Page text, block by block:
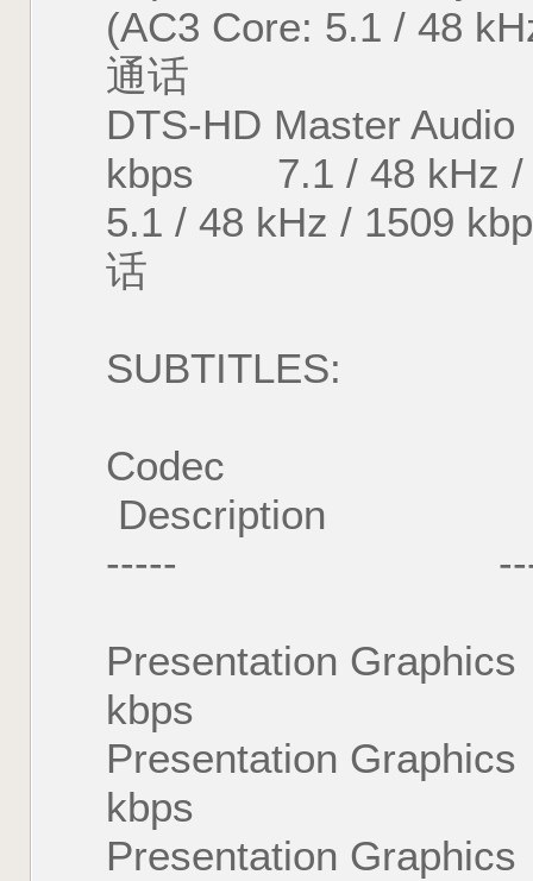
(AC3 Core: 5.1 / 48
通话
DTS-HD Master
kbps 7.1 / 48 kHz /
5.1 / 48 kHz / 1509
话
SUBTITLES:
Codec
Description
----- --------
Presentation
kbps
Presentation
kbps
Presentation